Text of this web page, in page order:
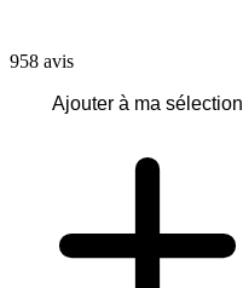
958 avis
Ajouter à ma sélection